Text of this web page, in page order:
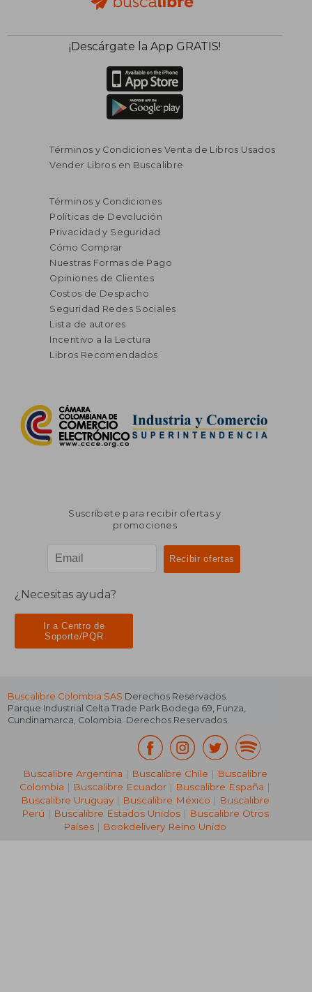
dcto. $ 121.666
¡Descárgate la App GRATIS!
Términos y Condiciones Venta de Libros Usados
Vender Libros en Buscalibre
Términos y Condiciones
Políticas de Devolución
Privacidad y Seguridad
Cómo Comprar
Nuestras Formas de Pago
Opiniones de Clientes
Costos de Despacho
Seguridad Redes Sociales
Lista de autores
Incentivo a la Lectura
Libros Recomendados
Suscríbete para recibir ofertas y
promociones
¿Necesitas ayuda?
Ir a Centro de
Soporte/PQR
Buscalibre Colombia SAS Derechos Reservados.
Parque Industrial Celta Trade Park Bodega 69, Funza,
Cundinamarca, Colombia. Derechos Reservados.
Buscalibre Argentina | Buscalibre Chile | Buscalibre
Colombia | Buscalibre Ecuador | Buscalibre España |
Buscalibre Uruguay| Buscalibre México | Buscalibre
Perú | Buscalibre Estados Unidos| Buscalibre Otros
Países | Bookdelivery Reino Unido